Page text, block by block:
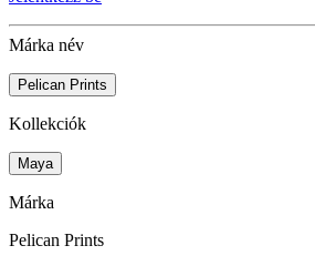
Márka név
Pelican Prints
Kollekciók
Maya
Márka
Pelican Prints